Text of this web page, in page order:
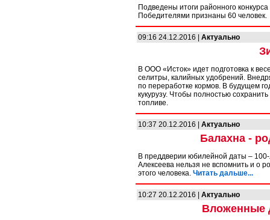
Подведены итоги районного
Победителями признаны 60 человек.
09:16 24.12.2016 | Актуально
В ООО «Исток» идет подготовка к
селитры, калийных удобрений.
по переработке кормов. В будущем
кукурузу. Чтобы полностью
топливе.
10:37 20.12.2016 | Актуально
Балахна -
В преддверии юбилейной даты – 100-
Алексеева нельзя не вспомнить и о
этого человека. Читать дальше...
10:27 20.12.2016 | Актуально
Вложенные